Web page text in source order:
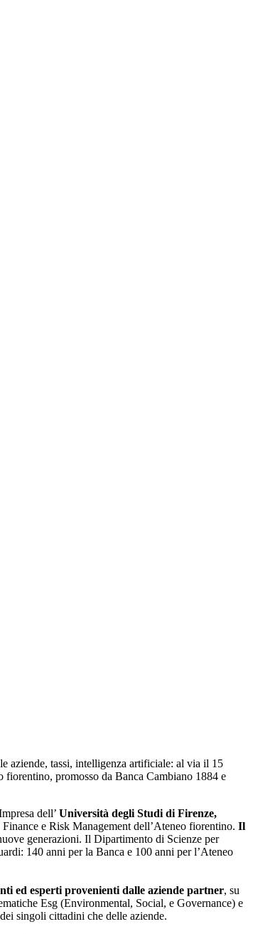
aziende, tassi, intelligenza artificiale: al via il 15
promosso da Banca Cambiano 1884 e
dell’ Università degli Studi di Firenze,
e Risk Management dell’Ateneo fiorentino. Il
generazioni. Il Dipartimento di Scienze per
140 anni per la Banca e 100 anni per l’Ateneo
ed esperti provenienti dalle aziende partner, su
Esg (Environmental, Social, e Governance) e
singoli cittadini che delle aziende.